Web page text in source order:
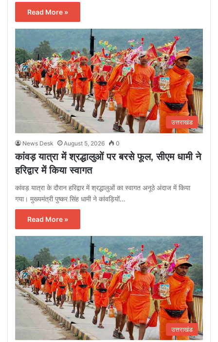
Read More »
उत्तराखंड
News Desk August 5, 2026 0
कांवड़ यात्रा में श्रद्धालुओं पर बरसे फूल, सीएम धामी ने
हरिद्वार में किया स्वागत
कांवड़ यात्रा के दौरान हरिद्वार में श्रद्धालुओं का स्वागत अनूठे अंदाज में किया
गया। मुख्यमंत्री पुष्कर सिंह धामी ने कांवड़ियों…
Read More »
उत्तराखंड